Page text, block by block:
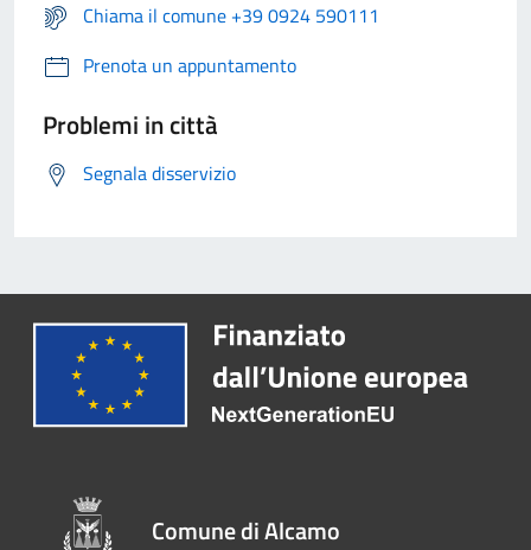
Chiama il comune +39 0924 590111
Prenota un appuntamento
Problemi in città
Segnala disservizio
Comune di Alcamo